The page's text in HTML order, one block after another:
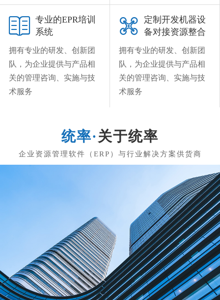

专业的EPR培训
系统
拥有专业的研发、创新团
队，为企业提供与产品相
关的管理咨询、实施与技
术服务

定制开发机器设
备对接资源整合
拥有专业的研发、创新团
队，为企业提供与产品相
关的管理咨询、实施与技
术服务
关于统率